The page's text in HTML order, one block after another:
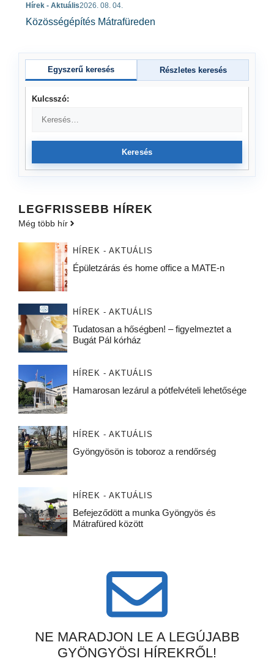
Hírek - Aktuális2026. 08. 04.
Közösségépítés Mátrafüreden
Egyszerű keresés Részletes keresés
Kulcsszó:
Keresés
LEGFRISSEBB HÍREK
Még több hír
HÍREK - AKTUÁLIS
Épületzárás és home office a MATE-n
HÍREK - AKTUÁLIS
Tudatosan a hőségben! – figyelmeztet a
Bugát Pál kórház
HÍREK - AKTUÁLIS
Hamarosan lezárul a pótfelvételi lehetősége
HÍREK - AKTUÁLIS
Gyöngyösön is toboroz a rendőrség
HÍREK - AKTUÁLIS
Befejeződött a munka Gyöngyös és
Mátrafüred között
NE MARADJON LE A LEGÚJABB
GYÖNGYÖSI HÍREKRŐL!